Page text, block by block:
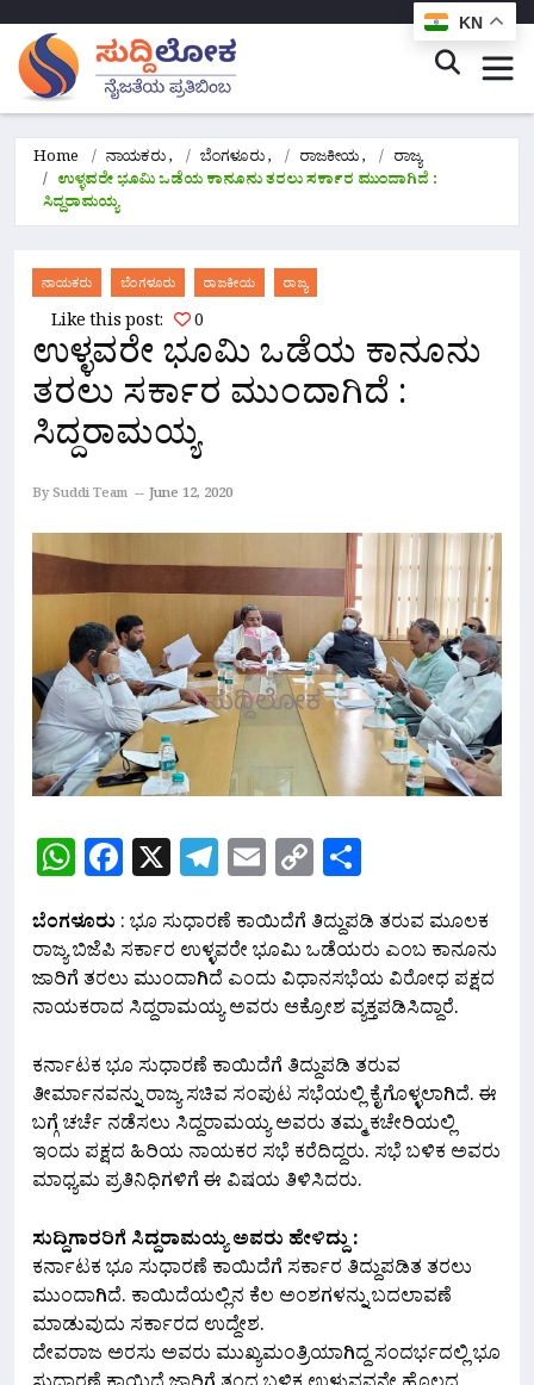
Home ನಾಯಕರು, ಬೆಂಗಳೂರು, ರಾಜಕೀಯ,
ರಾಜ್ಯ
ಉಳ್ಳವರೇ ಭೂಮಿ ಒಡೆಯ ಕಾನೂನು ತರಲು ಸರ್ಕಾರ ಮುಂದಾಗಿದೆ :
ಸಿದ್ದರಾಮಯ್ಯ
ನಾಯಕರು ಬೆಂಗಳೂರು ರಾಜಕೀಯ ರಾಜ್ಯ
Like this post: 0
ಉಳ್ಳವರೇ ಭೂಮಿ ಒಡೆಯ ಕಾನೂನು
ತರಲು ಸರ್ಕಾರ ಮುಂದಾಗಿದೆ :
ಸಿದ್ದರಾಮಯ್ಯ
By Suddi Team June 12, 2020
WhatsApp
Facebook
X Telegram
Email
Copy
Link
ಬೆಂಗಳೂರು : ಭೂ ಸುಧಾರಣೆ ಕಾಯಿದೆಗೆ ತಿದ್ದುಪಡಿ ತರುವ ಮೂಲಕ
ರಾಜ್ಯ ಬಿಜೆಪಿ ಸರ್ಕಾರ ಉಳ್ಳವರೇ ಭೂಮಿ ಒಡೆಯರು ಎಂಬ ಕಾನೂನು
ಜಾರಿಗೆ ತರಲು ಮುಂದಾಗಿದೆ ಎಂದು ವಿಧಾನಸಭೆಯ ವಿರೋಧ ಪಕ್ಷದ
ನಾಯಕರಾದ ಸಿದ್ದರಾಮಯ್ಯ ಅವರು ಆಕ್ರೋಶ ವ್ಯಕ್ತಪಡಿಸಿದ್ದಾರೆ.
ಕರ್ನಾಟಕ ಭೂ ಸುಧಾರಣೆ ಕಾಯಿದೆಗೆ ತಿದ್ದುಪಡಿ ತರುವ
ತೀರ್ಮಾನವನ್ನು ರಾಜ್ಯ ಸಚಿವ ಸಂಪುಟ ಸಭೆಯಲ್ಲಿ ಕೈಗೊಳ್ಳಲಾಗಿದೆ. ಈ
ಬಗ್ಗೆ ಚರ್ಚೆ ನಡೆಸಲು ಸಿದ್ದರಾಮಯ್ಯ ಅವರು ತಮ್ಮ ಕಚೇರಿಯಲ್ಲಿ
ಇಂದು ಪಕ್ಷದ ಹಿರಿಯ ನಾಯಕರ ಸಭೆ ಕರೆದಿದ್ದರು. ಸಭೆ ಬಳಿಕ ಅವರು
ಮಾಧ್ಯಮ ಪ್ರತಿನಿಧಿಗಳಿಗೆ ಈ ವಿಷಯ ತಿಳಿಸಿದರು.
ಸುದ್ದಿಗಾರರಿಗೆ ಸಿದ್ದರಾಮಯ್ಯ ಅವರು ಹೇಳಿದ್ದು :
ಕರ್ನಾಟಕ ಭೂ ಸುಧಾರಣೆ ಕಾಯಿದೆಗೆ ಸರ್ಕಾರ ತಿದ್ದುಪಡಿತ ತರಲು
ಮುಂದಾಗಿದೆ. ಕಾಯಿದೆಯಲ್ಲಿನ ಕೆಲ ಅಂಶಗಳನ್ನು ಬದಲಾವಣೆ
ಮಾಡುವುದು ಸರ್ಕಾರದ ಉದ್ದೇಶ.
ದೇವರಾಜ ಅರಸು ಅವರು ಮುಖ್ಯಮಂತ್ರಿಯಾಗಿದ್ದ ಸಂದರ್ಭದಲ್ಲಿ ಭೂ
KN